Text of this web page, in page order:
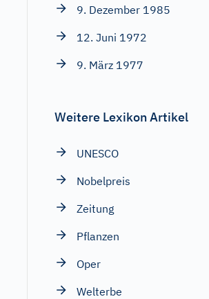
9. Dezember 1985
12. Juni 1972
9. März 1977
Weitere Lexikon Artikel
UNESCO
Nobelpreis
Zeitung
Pflanzen
Oper
Welterbe